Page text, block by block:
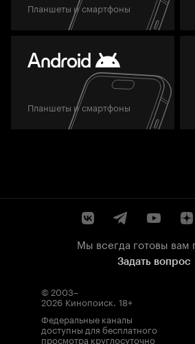
Планшеты и смартфоны
Планшеты и смартфоны
Мы всегда готовы вам
Задать вопрос
© 2003–
2026 Кинопоиск. 18+
Федеральные каналы
доступны для бесплатного
просмотра круглосуточно